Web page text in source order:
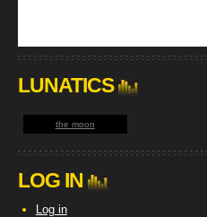
LUNATICS
the moon
LOG IN
Log in